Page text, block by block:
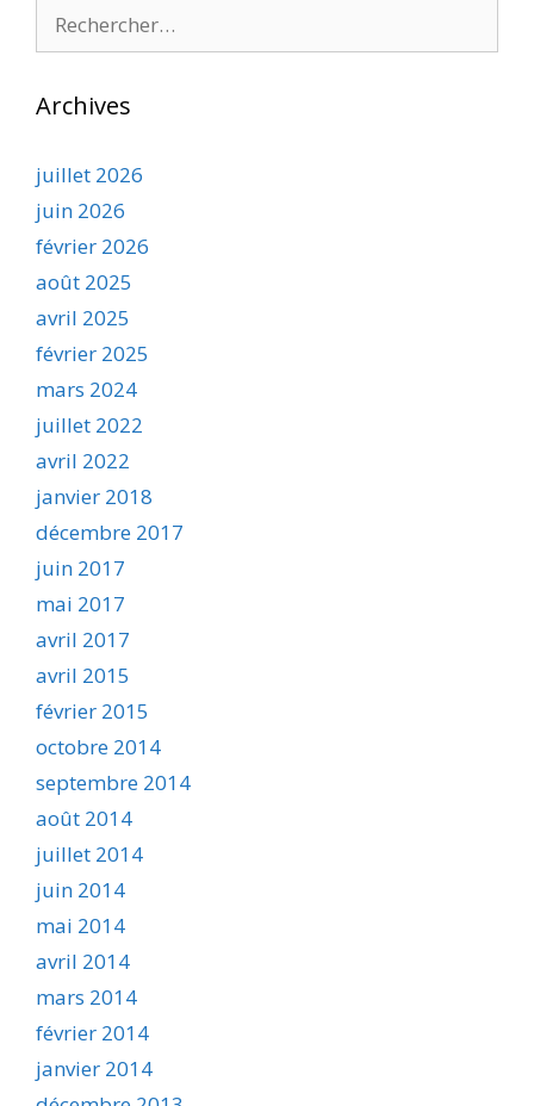
Archives
juillet 2026
juin 2026
février 2026
août 2025
avril 2025
février 2025
mars 2024
juillet 2022
avril 2022
janvier 2018
décembre 2017
juin 2017
mai 2017
avril 2017
avril 2015
février 2015
octobre 2014
septembre 2014
août 2014
juillet 2014
juin 2014
mai 2014
avril 2014
mars 2014
février 2014
janvier 2014